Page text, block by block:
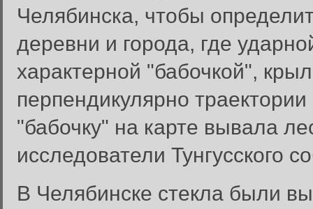
Челябинска, чтобы
деревни и города, где
характерной "бабочкой",
перпендикулярно
"бабочку" на карте вывала
исследователи Тунгусского
В Челябинске стекла были